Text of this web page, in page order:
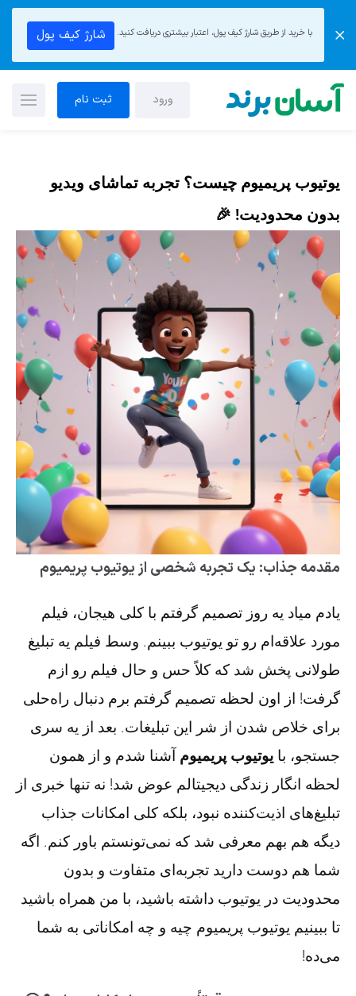
با خرید از طریق شارژ کیف پول، اعتبار بیشتری دریافت کنید. شارژ کیف پول
ورود ثبت نام
یوتیوب پریمیوم چیست؟ تجربه تماشای ویدیو
بدون محدودیت! 🎉
مقدمه جذاب: یک تجربه شخصی از یوتیوب پریمیوم
یادم میاد یه روز تصمیم گرفتم با کلی هیجان، فیلم
مورد علاقه‌ام رو تو یوتیوب ببینم. وسط فیلم یه تبلیغ
طولانی پخش شد که کلاً حس و حال فیلم رو ازم
گرفت! از اون لحظه تصمیم گرفتم برم دنبال راه‌حلی
برای خلاص شدن از شر این تبلیغات. بعد از یه سری
جستجو، با یوتیوب پریمیوم آشنا شدم و از همون
لحظه انگار زندگی دیجیتالم عوض شد! نه تنها خبری از
تبلیغ‌های اذیت‌کننده نبود، بلکه کلی امکانات جذاب
دیگه هم بهم معرفی شد که نمی‌تونستم باور کنم. اگه
شما هم دوست دارید تجربه‌ای متفاوت و بدون
محدودیت در یوتیوب داشته باشید، با من همراه باشید
تا ببینیم یوتیوب پریمیوم چیه و چه امکاناتی به شما
می‌ده!